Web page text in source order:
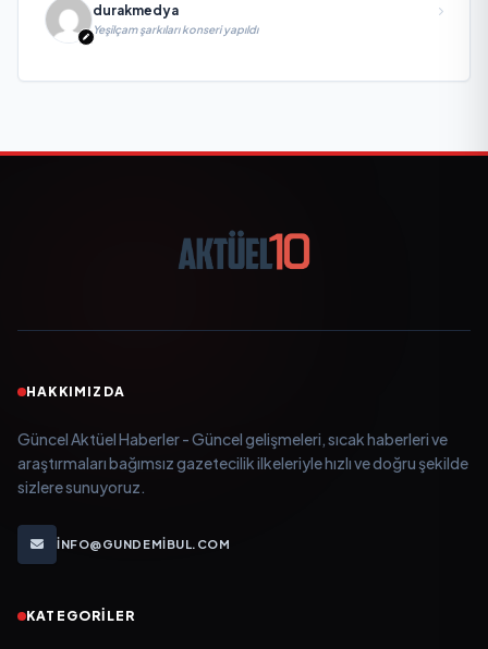
durakmedya
Yeşilçam şarkıları konseri yapıldı
HAKKIMIZDA
Güncel Aktüel Haberler - Güncel gelişmeleri, sıcak haberleri ve
araştırmaları bağımsız gazetecilik ilkeleriyle hızlı ve doğru şekilde
sizlere sunuyoruz.
INFO@GUNDEMIBUL.COM
KATEGORILER